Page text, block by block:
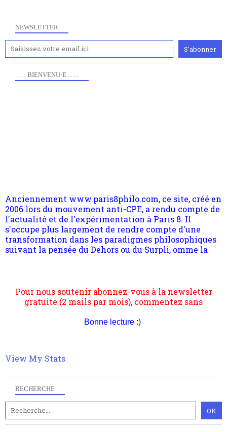
NEWSLETTER
RECHERCHE
. . . . BIENVENU·E . . . .
transformation dans les paradigmes philosophiques
suivant la pensée du Dehors ou du Surpli, omme la
nomme les métaphysiciens classique. Nous avons
quant à nous déjà basculé d'emblée dans la modernité
quantique, résolvant la plupart des impasses
philosophique du WWe siècle. Cette pensée hors
choses.
vous le pouvez faîtes des liens depuis votre site.
Bonne lecture :)
View My Stats